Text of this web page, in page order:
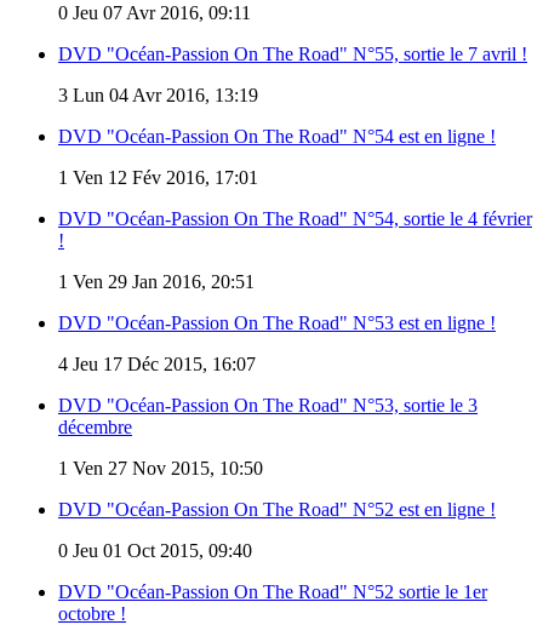
0 Jeu 07 Avr 2016, 09:11
DVD "Océan-Passion On The Road" N°55, sortie le 7 avril !
3 Lun 04 Avr 2016, 13:19
DVD "Océan-Passion On The Road" N°54 est en ligne !
1 Ven 12 Fév 2016, 17:01
DVD "Océan-Passion On The Road" N°54, sortie le 4 février
!
1 Ven 29 Jan 2016, 20:51
DVD "Océan-Passion On The Road" N°53 est en ligne !
4 Jeu 17 Déc 2015, 16:07
DVD "Océan-Passion On The Road" N°53, sortie le 3
décembre
1 Ven 27 Nov 2015, 10:50
DVD "Océan-Passion On The Road" N°52 est en ligne !
0 Jeu 01 Oct 2015, 09:40
DVD "Océan-Passion On The Road" N°52 sortie le 1er
octobre !